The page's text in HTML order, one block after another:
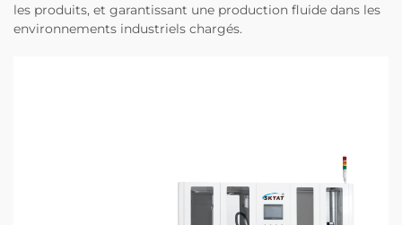
les produits, et garantissant une production fluide dans les
environnements industriels chargés.